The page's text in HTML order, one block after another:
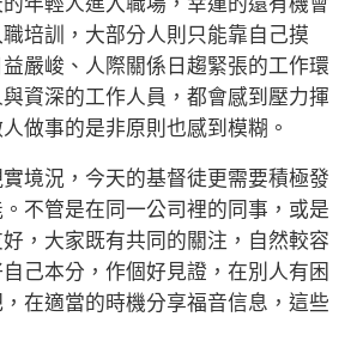
培訓，大部分人則只能靠自己摸
嚴峻、人際關係日趨緊張的工作環
資深的工作人員，都會感到壓力揮
做事的是非原則也感到模糊。
況，今天的基督徒更需要積極發
不管是在同一公司裡的同事，或是
，大家既有共同的關注，自然較容
己本分，作個好見證，在別人有困
在適當的時機分享福音信息，這些